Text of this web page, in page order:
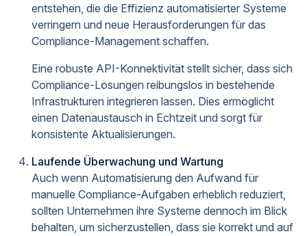
entstehen, die die Effizienz automatisierter Systeme
verringern und neue Herausforderungen für das
Compliance-Management schaffen.
Eine robuste API-Konnektivität stellt sicher, dass sich
Compliance-Lösungen reibungslos in bestehende
Infrastrukturen integrieren lassen. Dies ermöglicht
einen Datenaustausch in Echtzeit und sorgt für
konsistente Aktualisierungen.
Laufende Überwachung und Wartung
Auch wenn Automatisierung den Aufwand für
manuelle Compliance-Aufgaben erheblich reduziert,
sollten Unternehmen ihre Systeme dennoch im Blick
behalten, um sicherzustellen, dass sie korrekt und auf